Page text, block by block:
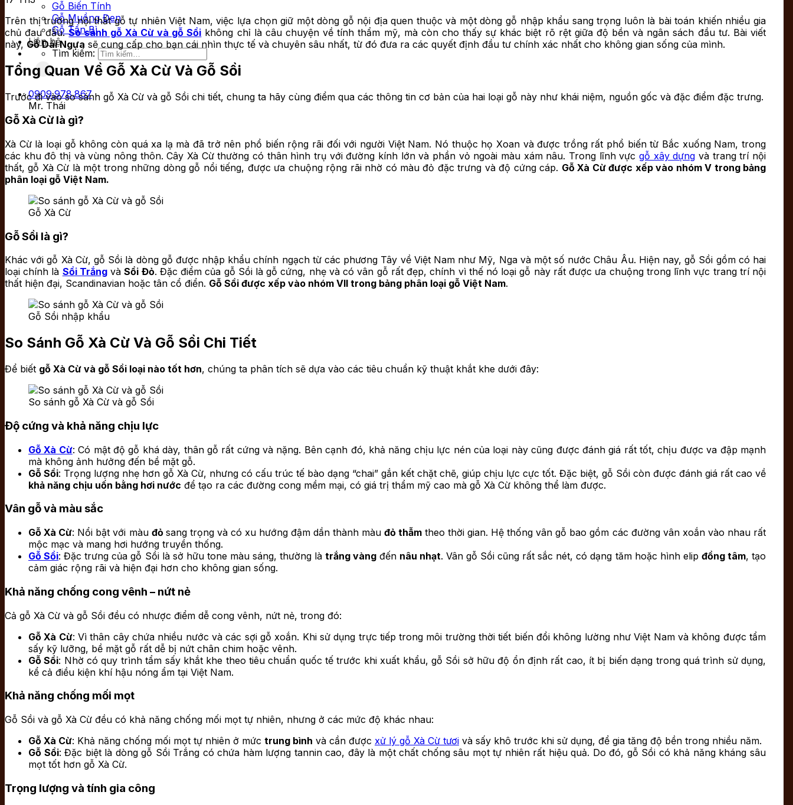
Gỗ Biến Tính
Gỗ Muồng Đen
Gỗ Tần Bì
Liên hệ
Tìm kiếm:
0909.978.867
Mr. Thái
Trên thị trường nội thất gỗ tự nhiên Việt Nam, việc lựa chọn giữ một dòng gỗ nội địa quen thuộc và một dòng gỗ nhập khẩu sang trọng luôn là bài toán khiến nhiều gia
chủ đau đầu.So sánh gỗ Xà Cừ và gỗ Sồi không chỉ là câu chuyện về tính thẩm mỹ, mà còn cho thấy sự khác biệt rõ rệt giữa độ bền và ngân sách đầu tư. Bài viết
này, Gỗ Dái Ngựa sẽ cung cấp cho bạn cái nhìn thực tế và chuyên sâu nhất, từ đó đưa ra các quyết định đầu tư chính xác nhất cho không gian sống của mình.
Tổng Quan Về Gỗ Xà Cừ Và Gỗ Sồi
Trước đi vào so sánh gỗ Xà Cừ và gỗ Sồi chi tiết, chung ta hãy cùng điểm qua các thông tin cơ bản của hai loại gỗ này như khái niệm, nguồn gốc và đặc điểm đặc trưng.
Gỗ Xà Cừ là gì?
Xà Cừ là loại gỗ không còn quá xa lạ mà đã trở nên phổ biến rộng rãi đối với người Việt Nam. Nó thuộc họ Xoan và được trồng rất phổ biến từ Bắc xuống Nam, trong
các khu đô thị và vùng nông thôn. Cây Xà Cừ thường có thân hình trụ với đường kính lớn và phần vỏ ngoài màu xám nâu. Trong lĩnh vực gỗ xây dựng và trang trí nội
thất, gỗ Xà Cừ là một trong những dòng gỗ nổi tiếng, được ưa chuộng rộng rãi nhờ có màu đỏ đặc trưng và độ cứng cáp. Gỗ Xà Cừ được xếp vào nhóm V trong bảng
phân loại gỗ Việt Nam.
Gỗ Xà Cừ
Gỗ Sồi là gì?
Khác với gỗ Xà Cừ, gỗ Sồi là dòng gỗ được nhập khẩu chính ngạch từ các phương Tây về Việt Nam như Mỹ, Nga và một số nước Châu Âu. Hiện nay, gỗ Sồi gồm có hai
loại chính là Sồi TrắngvàSồi Đỏ. Đặc điểm của gỗ Sồi là gỗ cứng, nhẹ và có vân gỗ rất đẹp, chính vì thế nó loại gỗ này rất được ưa chuộng trong lĩnh vực trang trí nội
thất hiện đại, Scandinavian hoặc tân cổ điển. Gỗ Sồi được xếp vào nhóm VII trong bảng phân loại gỗ Việt Nam.
Gỗ Sồi nhập khẩu
So Sánh Gỗ Xà Cừ Và Gỗ Sồi Chi Tiết
Để biết gỗ Xà Cừ và gỗ Sồi loại nào tốt hơn, chúng ta phân tích sẽ dựa vào các tiêu chuẩn kỹ thuật khắt khe dưới đây:
So sánh gỗ Xà Cừ và gỗ Sồi
Độ cứng và khả năng chịu lực
Gỗ Xà Cừ: Có mật độ gỗ khá dày, thân gỗ rất cứng và nặng. Bên cạnh đó, khả năng chịu lực nén của loại này cũng được đánh giá rất tốt, chịu được va đập mạnh
mà không ảnh hưởng đến bề mặt gỗ.
Gỗ Sồi: Trọng lượng nhẹ hơn gỗ Xà Cừ, nhưng có cấu trúc tế bào dạng “chai” gắn kết chặt chẽ, giúp chịu lực cực tốt. Đặc biệt, gỗ Sồi còn được đánh giá rất cao về
khả năng chịu uốn bằng hơi nước để tạo ra các đường cong mềm mại, có giá trị thẩm mỹ cao mà gỗ Xà Cừ không thể làm được.
Vân gỗ và màu sắc
Gỗ Xà Cừ: Nổi bật với màu đỏ sang trọng và có xu hướng đậm dần thành màu đỏ thẫmtheo thời gian. Hệ thống vân gỗ bao gồm các đường vân xoắn vào nhau rất
mộc mạc và mang hơi hướng truyền thống.
Gỗ Sồi: Đặc trưng của gỗ Sồi là sở hữu tone màu sáng, thường làtrắng vàng đến nâu nhạt. Vân gỗ Sồi cũng rất sắc nét, có dạng tăm hoặc hình elip đồng tâm, tạo
cảm giác rộng rãi và hiện đại hơn cho không gian sống.
Khả năng chống cong vênh – nứt nẻ
Cả gỗ Xà Cừ và gỗ Sồi đều có nhược điểm dễ cong vênh, nứt nẻ, trong đó:
Gỗ Xà Cừ: Vì thân cây chứa nhiều nước và các sợi gỗ xoắn. Khi sử dụng trực tiếp trong môi trường thời tiết biến đổi không lường như Việt Nam và không được tẩm
sấy kỹ lưỡng, bề mặt gỗ rất dễ bị nứt chân chim hoặc vênh.
Gỗ Sồi: Nhờ có quy trình tẩm sấy khắt khe theo tiêu chuẩn quốc tế trước khi xuất khẩu, gỗ Sồi sở hữu độ ổn định rất cao, ít bị biến dạng trong quá trình sử dụng,
kể cả điều kiện khí hậu nóng ẩm tại Việt Nam.
Khả năng chống mối mọt
Gỗ Sồi và gỗ Xà Cừ đều có khả năng chống mối mọt tự nhiên, nhưng ở các mức độ khác nhau:
Gỗ Xà Cừ: Khả năng chống mối mọt tự nhiên ở mức trung bình và cần được xử lý gỗ Xà Cừ tươi và sấy khô trước khi sử dụng, để gia tăng độ bền trong nhiều năm.
Gỗ Sồi: Đặc biệt là dòng gỗ Sồi Trắng có chứa hàm lượng tannin cao, đây là một chất chống sâu mọt tự nhiên rất hiệu quả. Do đó, gỗ Sồi có khả năng kháng sâu
mọt tốt hơn gỗ Xà Cừ.
Trọng lượng và tính gia công